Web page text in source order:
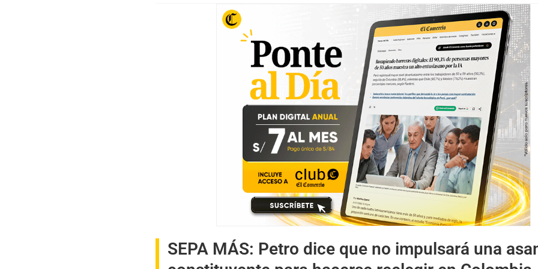
SEPA MÁS: Petro dice que no impulsará una